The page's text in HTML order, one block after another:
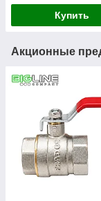
Купить
Акционные